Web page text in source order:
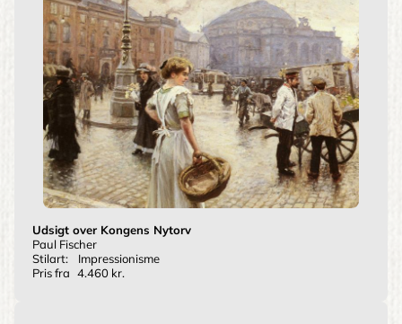
Udsigt over Kongens Nytorv
Paul Fischer
Stilart:
Impressionisme
Pris fra 4.460 kr.